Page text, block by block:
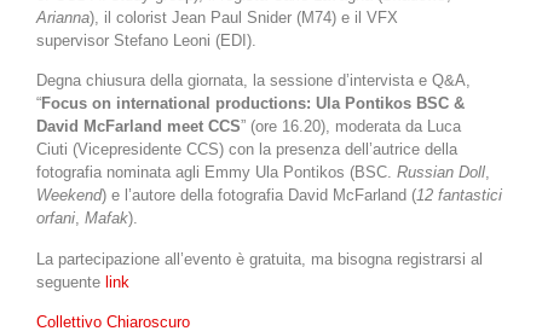
Arianna), il colorist Jean Paul Snider (M74) e il VFX
supervisor Stefano Leoni (EDI).
Degna chiusura della giornata, la sessione d’intervista e Q&A,
“Focus on international productions: Ula Pontikos BSC &
David McFarland meet CCS” (ore 16.20), moderata da Luca
Ciuti (Vicepresidente CCS) con la presenza dell’autrice della
fotografia nominata agli Emmy Ula Pontikos (BSC. Russian Doll,
Weekend) e l’autore della fotografia David McFarland (12 fantastici
orfani, Mafak).
La partecipazione all’evento è gratuita, ma bisogna registrarsi al
seguente link
Collettivo Chiaroscuro